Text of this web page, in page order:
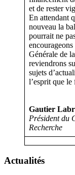
et de rester
En attendant
nouveau la
pourrait ne
Générale de
reviendrons
sujets
l’esprit que le
Gautier
Président du
Recherche
Actualités